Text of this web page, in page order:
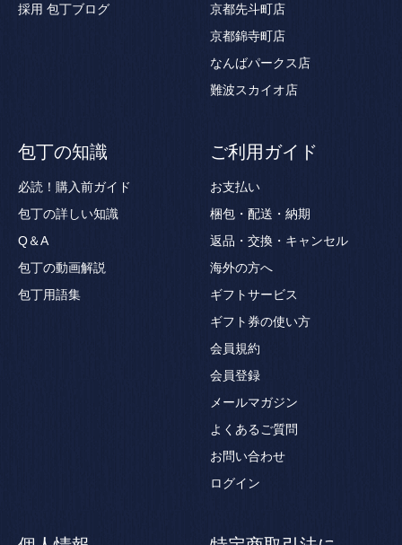
採用 包丁ブログ
京都先斗町店
京都錦寺町店
なんばパークス店
難波スカイオ店
包丁の知識
必読！購入前ガイド
包丁の詳しい知識
Q＆A
包丁の動画解説
包丁用語集
ご利用ガイド
お支払い
梱包・配送・納期
返品・交換・キャンセル
海外の方へ
ギフトサービス
ギフト券の使い方
会員規約
会員登録
メールマガジン
よくあるご質問
お問い合わせ
ログイン